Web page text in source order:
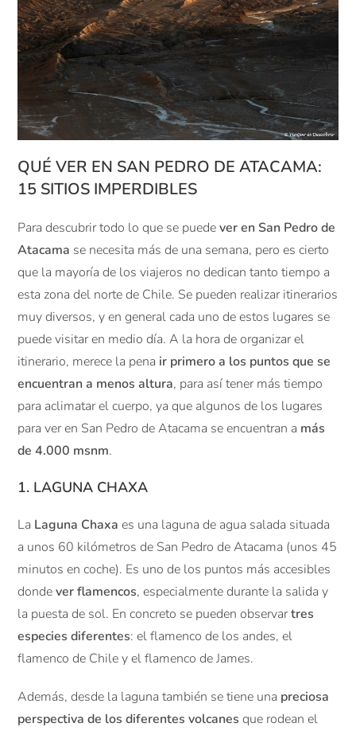
QUÉ VER EN SAN PEDRO DE ATACAMA:
15 SITIOS IMPERDIBLES
Para descubrir todo lo que se puedever en San Pedro de
Atacama se necesita más de una semana, pero es cierto
que la mayoría de los viajeros no dedican tanto tiempo a
esta zona del norte de Chile. Se pueden realizar itinerarios
muy diversos, y en general cada uno de estos lugares se
puede visitar en medio día. A la hora de organizar el
itinerario, merece la pena ir primero a los puntos que se
encuentran a menos altura, para así tener más tiempo
para aclimatar el cuerpo, ya que algunos de los lugares
para ver en San Pedro de Atacama se encuentran a más
de 4.000 msnm.
1. LAGUNA CHAXA
La Laguna Chaxa es una laguna de agua salada situada
a unos 60 kilómetros de San Pedro de Atacama (unos 45
minutos en coche). Es uno de los puntos más accesibles
dondever flamencos, especialmente durante la salida y
la puesta de sol. En concreto se pueden observartres
especies diferentes: el flamenco de los andes, el
flamenco de Chile y el flamenco de James.
Además, desde la laguna también se tiene una preciosa
perspectiva de los diferentes volcanes que rodean el